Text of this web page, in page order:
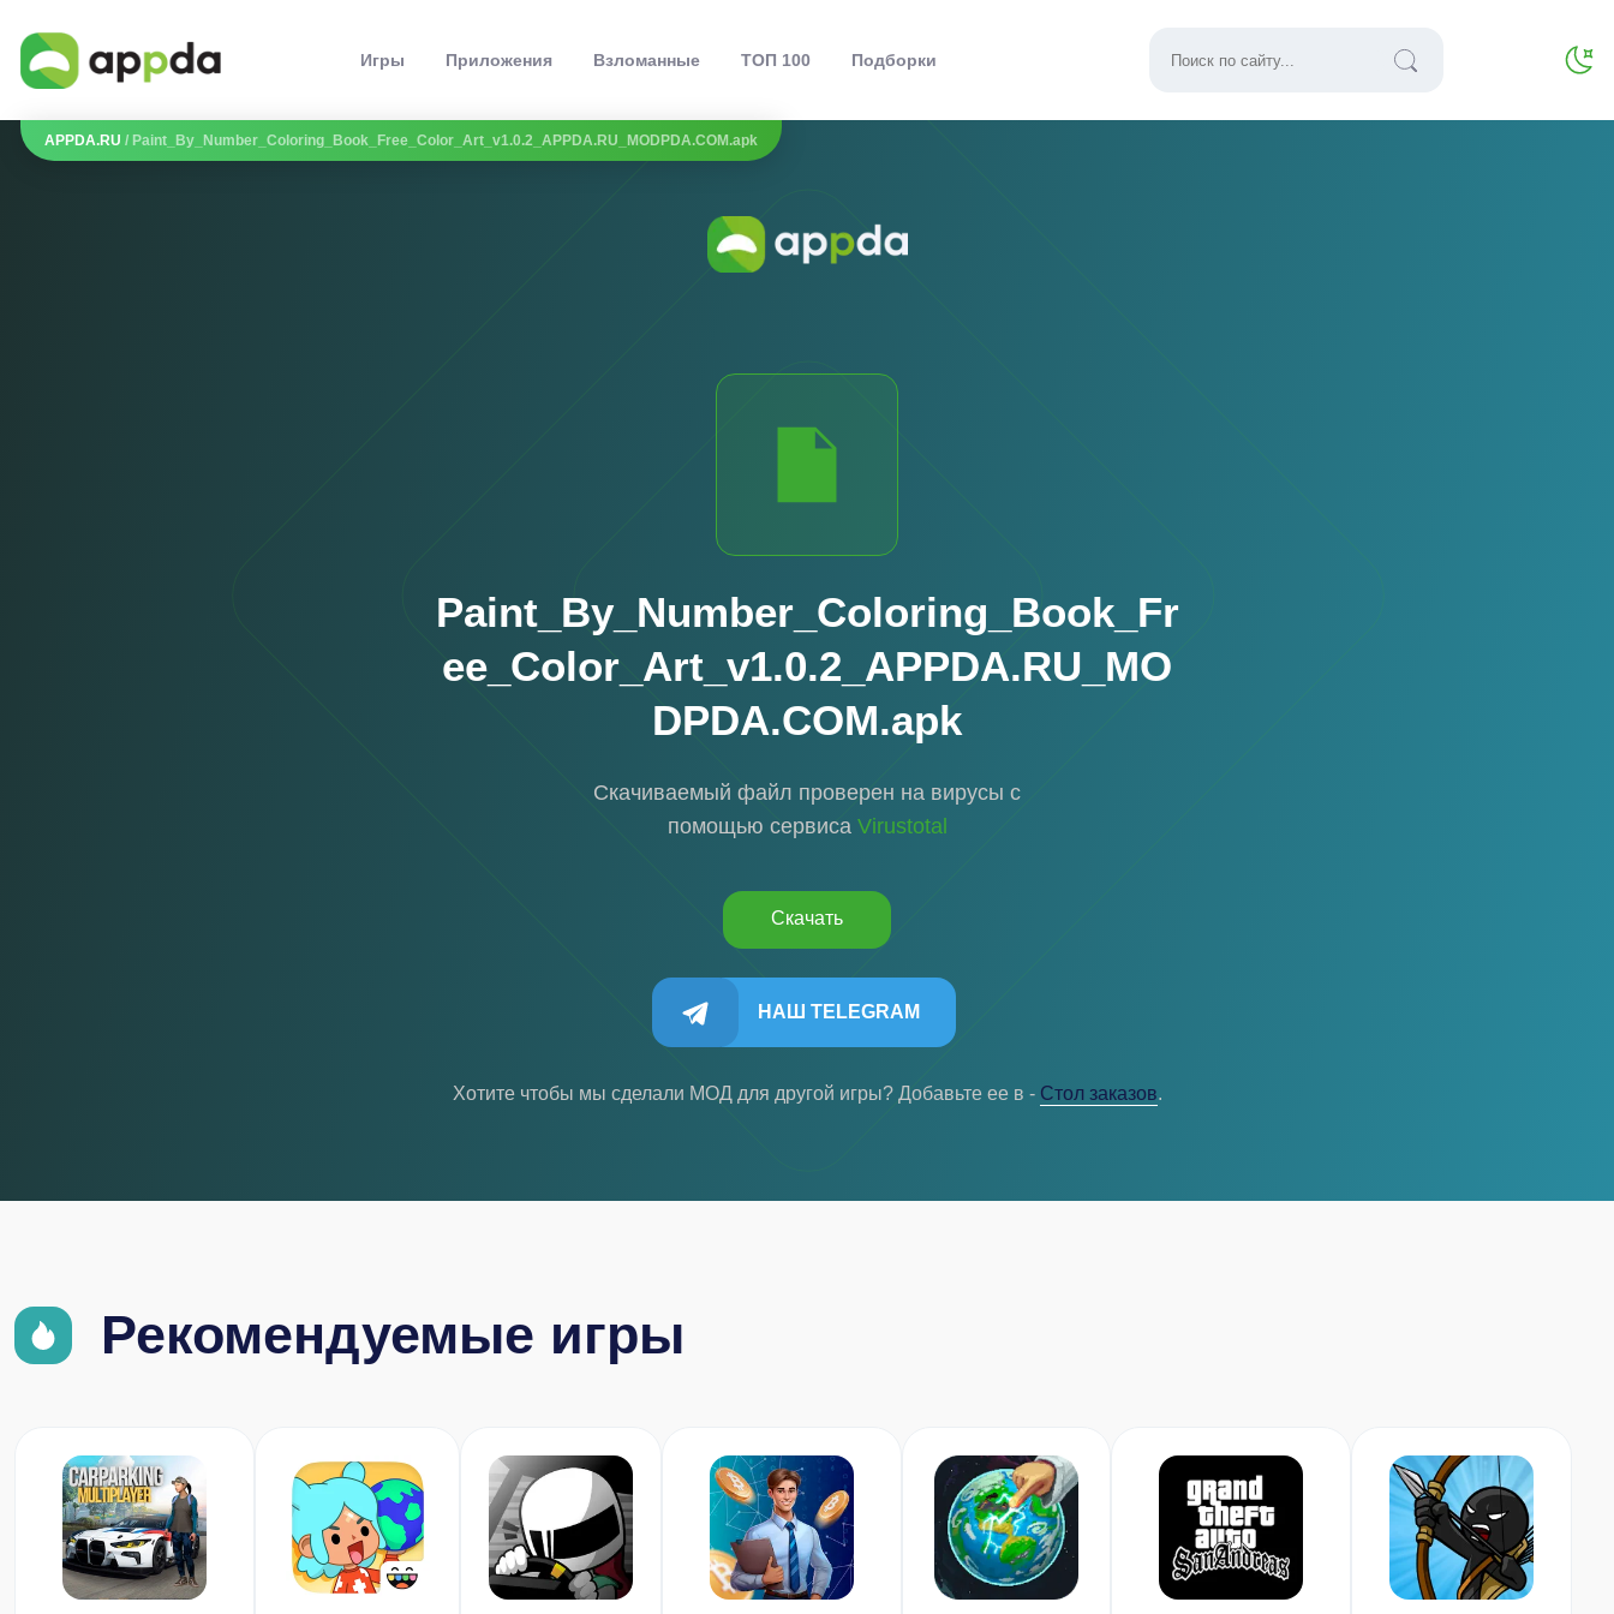
Игры Приложения Взломанные ТОП 100 Подборки
APPDA.RU / Paint_By_Number_Coloring_Book_Free_Color_Art_v1.0.2_APPDA.RU_MODPDA.COM.apk
Paint_By_Number_Coloring_Book_Fr
ee_Color_Art_v1.0.2_APPDA.RU_MO
DPDA.COM.apk
Скачиваемый файл проверен на вирусы с
помощью сервиса Virustotal
Скачать
НАШ TELEGRAM
Хотите чтобы мы сделали МОД для другой игры? Добавьте ее в - Cтол заказов.
Рекомендуемые игры